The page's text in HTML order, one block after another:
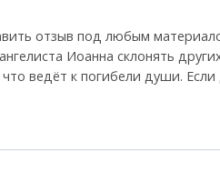
отзыв под любым
Иоанна склонять
ведёт к погибели души.